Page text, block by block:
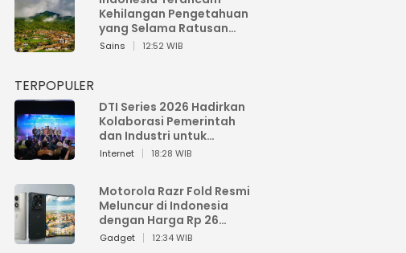
Kehilangan Pengetahuan
yang Selama Ratusan
Tahun Menjaga Alam
Sains 12:52 WIB
TERPOPULER
DTI Series 2026 Hadirkan
Kolaborasi Pemerintah
dan Industri untuk
Percepatan
Internet 18:28 WIB
Motorola Razr Fold Resmi
Meluncur di Indonesia
dengan Harga Rp 26
Jutaan
Gadget 12:34 WIB